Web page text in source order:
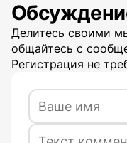
Делитесь своими
общайтесь с
Регистрация не